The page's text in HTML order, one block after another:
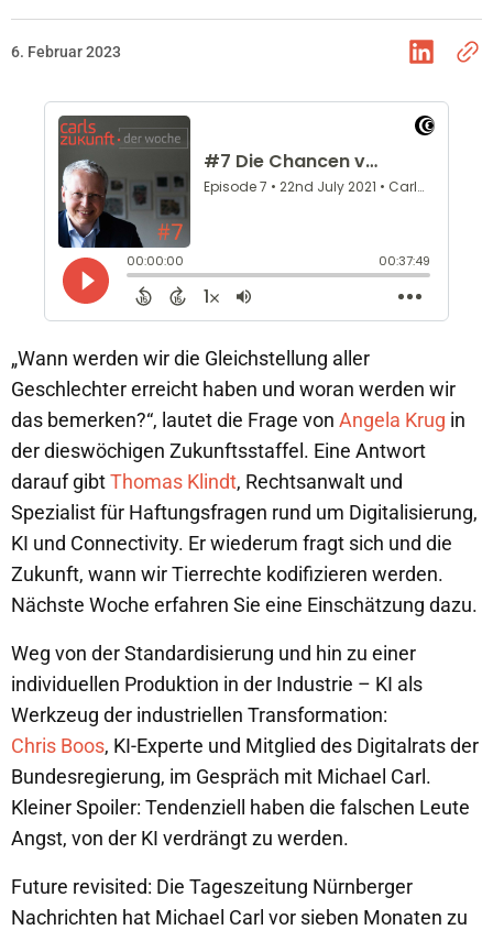
6. Februar 2023
„Wann werden wir die Gleichstellung aller
Geschlechter erreicht haben und woran werden wir
das bemerken?“, lautet die Frage von Angela Krug in
der dieswöchigen Zukunftsstaffel. Eine Antwort
darauf gibtThomas Klindt, Rechtsanwalt und
Spezialist für Haftungsfragen rund um Digitalisierung,
KI und Connectivity. Er wiederum fragt sich und die
Zukunft, wann wir Tierrechte kodifizieren werden.
Nächste Woche erfahren Sie eine Einschätzung dazu.
Weg von der Standardisierung und hin zu einer
individuellen Produktion in der Industrie – KI als
Werkzeug der industriellen Transformation:
Chris Boos, KI-Experte und Mitglied des Digitalrats der
Bundesregierung, im Gespräch mit Michael Carl.
Kleiner Spoiler: Tendenziell haben die falschen Leute
Angst, von der KI verdrängt zu werden.
Future revisited: Die Tageszeitung Nürnberger
Nachrichten hat Michael Carl vor sieben Monaten zu